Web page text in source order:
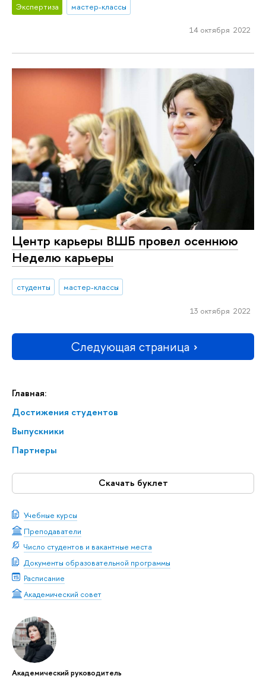
Главная:
Достижения студентов
Выпускники
Партнеры
Скачать буклет
Учебные курсы
Преподаватели
Число студентов и вакантные места
Документы образовательной программы
Расписание
Академический совет
Академический руководитель
Экспертиза мастер-классы
14 октября 2022
Центр карьеры ВШБ провел осеннюю
Неделю карьеры
студенты мастер-классы
13 октября 2022
Следующая страница